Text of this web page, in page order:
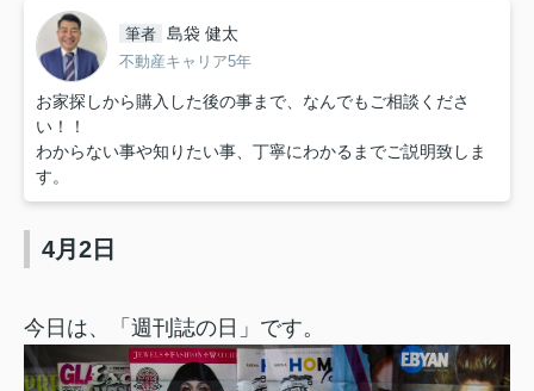
筆者 島袋 健太
不動産キャリア5年
お家探しから購入した後の事まで、なんでもご相談くださ
い！！
わからない事や知りたい事、丁寧にわかるまでご説明致しま
す。
4月2日
今日は、「週刊誌の日」です。